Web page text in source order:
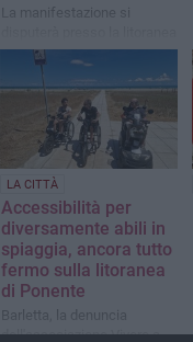
La manifestazione si
Pietro Mennea dal 17 al 19
luglio prossimi
LA CITTÀ
Accessibilità per
diversamente abili in
spiaggia, ancora tutto
fermo sulla litoranea
di Ponente
Barletta, la denuncia
dell'associazione Vivere a